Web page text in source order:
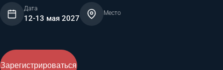
Дата
12-13 мая 2027
Место
Зарегистрироваться